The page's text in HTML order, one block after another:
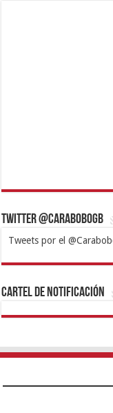
Twitter @CaraboboGB
Tweets por el
1xbetBetturkeyBetist
https://mvbcasino.com/
Cartel de Notificación